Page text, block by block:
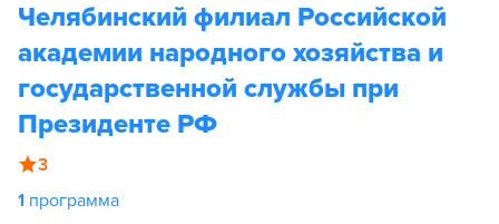
Челябинский филиал Российской
академии народного хозяйства и
государственной службы при
Президенте РФ
3
1 программа